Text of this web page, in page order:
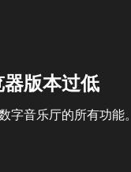
版本过低
字音乐厅的所有功能。